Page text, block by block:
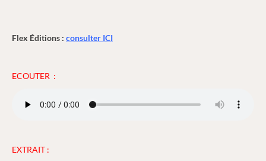
Flex Éditions : consulter ICI
ECOUTER :
EXTRAIT :